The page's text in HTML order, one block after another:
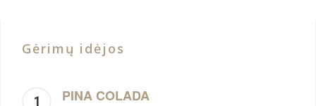
Gėrimų idėjos
PINA COLADA